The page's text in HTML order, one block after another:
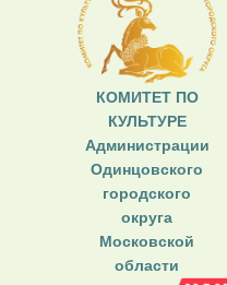
КОМИТЕТ ПО
КУЛЬТУРЕ
Администрации
Одинцовского
городского
округа
Московской
области